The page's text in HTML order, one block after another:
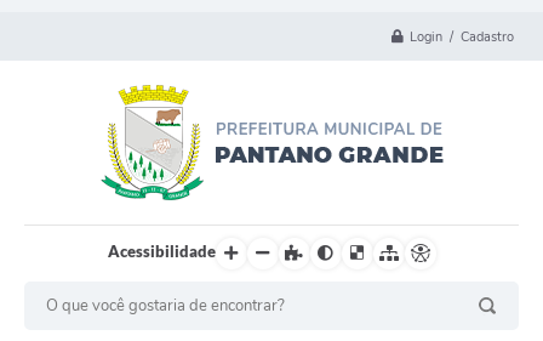
Login / Cadastro
Acessibilidade